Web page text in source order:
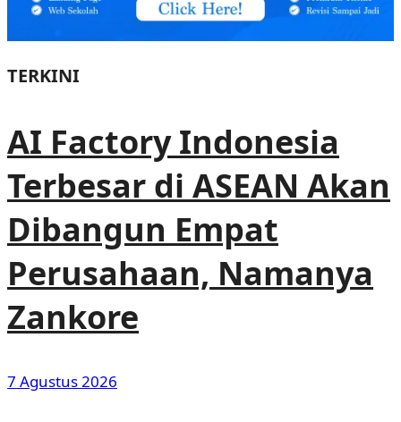
TERKINI
AI Factory Indonesia
Terbesar di ASEAN Akan
Dibangun Empat
Perusahaan, Namanya
Zankore
7 Agustus 2026